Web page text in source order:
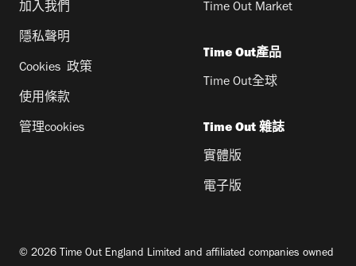
加入我們
隱私聲明
Cookies 政策
使用條款
管理cookies
Time Out Market
Time Out產品
Time Out全球
Time Out 雜誌
實體版
電子版
© 2026 Time Out England Limited and affiliated companies owned